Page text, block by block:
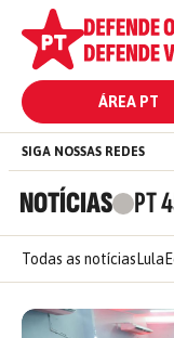
ÁREA PT
NOTÍCIAS PT
SIGA NOSSAS REDES
Todas as notícias Lula